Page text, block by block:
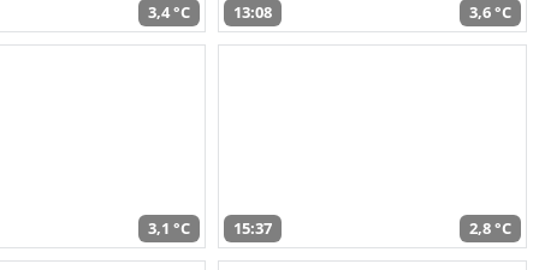
3,4 °C 13:08 3,6 °C
3,1 °C 15:37 2,8 °C